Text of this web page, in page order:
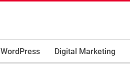
WordPress Digital Marketing